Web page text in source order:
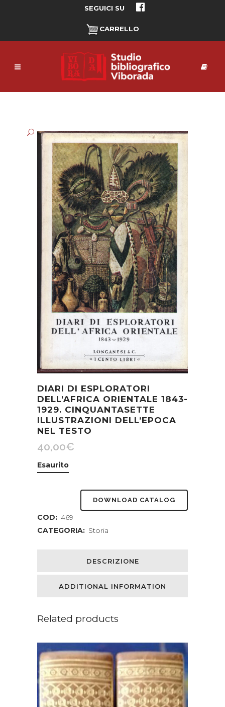
SEGUICI SU
CARRELLO
DIARI DI ESPLORATORI
DELL’AFRICA ORIENTALE 1843-
1929. CINQUANTASETTE
ILLUSTRAZIONI DELL’EPOCA
NEL TESTO
40,00€
Esaurito
DOWNLOAD CATALOG
COD: 469
CATEGORIA: Storia
DESCRIZIONE
ADDITIONAL INFORMATION
Related products